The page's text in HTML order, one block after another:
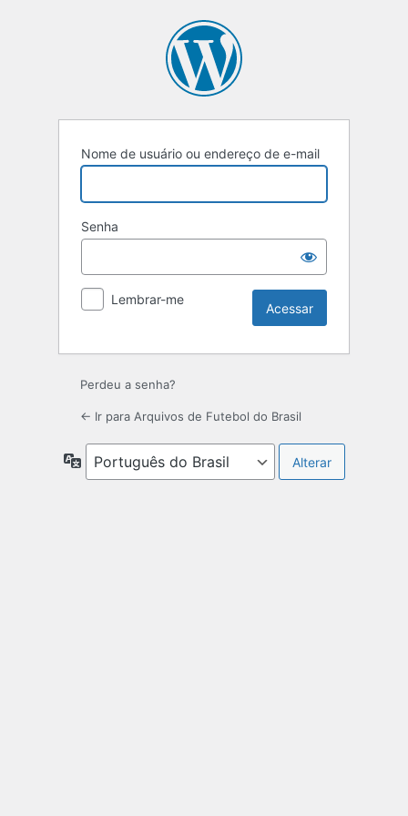
Nome de usuário ou endereço de e-mail
Senha
Lembrar-me
Perdeu a senha?
← Ir para Arquivos de Futebol do Brasil
Idioma